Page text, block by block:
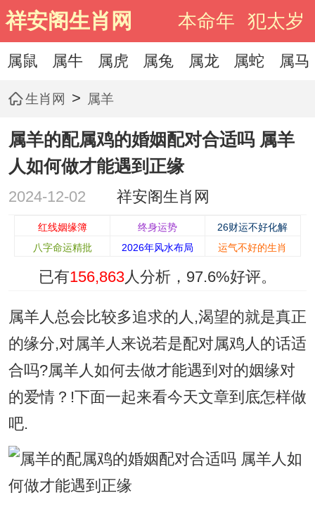
祥安阁生肖网 本命年 犯太岁
属鼠 属牛 属虎 属兔 属龙 属蛇 属马
生肖网 > 属羊
属羊的配属鸡的婚姻配对合适吗 属羊
人如何做才能遇到正缘
2024-12-02 祥安阁生肖网
红线姻缘簿 终身运势
26财运不好化解
八字命运精批
2026年风水布局 运气不好的生肖
已有156,863人分析， 97.6%好评。
属羊人总会比较多追求的人,渴望的就是真正
的缘分,对属羊人来说若是配对属鸡人的话适
合吗?属羊人如何去做才能遇到对的姻缘对
的爱情？!下面一起来看今天文章到底怎样做
吧.